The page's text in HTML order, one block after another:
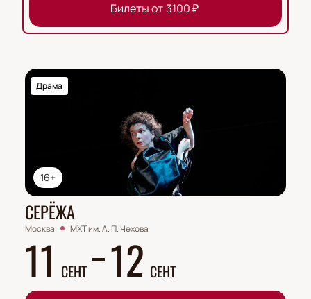
Билеты от 3100₽
16+
Драма
СЕРЁЖА
Москва МХТ им. А. П. Чехова
11 СЕНТ 12 СЕНТ